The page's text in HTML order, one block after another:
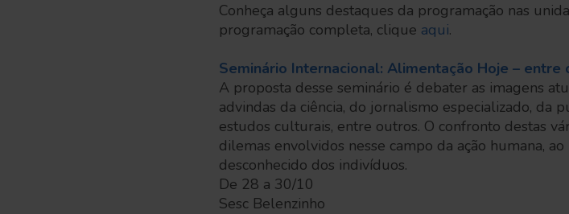
Conheça alguns destaques da programação nas
programação completa, clique aqui.
Seminário Internacional: Alimentação Hoje – entre
A proposta desse seminário é debater as imagens
advindas da ciência, do jornalismo especializado, da
estudos culturais, entre outros. O confronto destas
dilemas envolvidos nesse campo da ação humana,
desconhecido dos indivíduos.
De 28 a 30/10
Sesc Belenzinho